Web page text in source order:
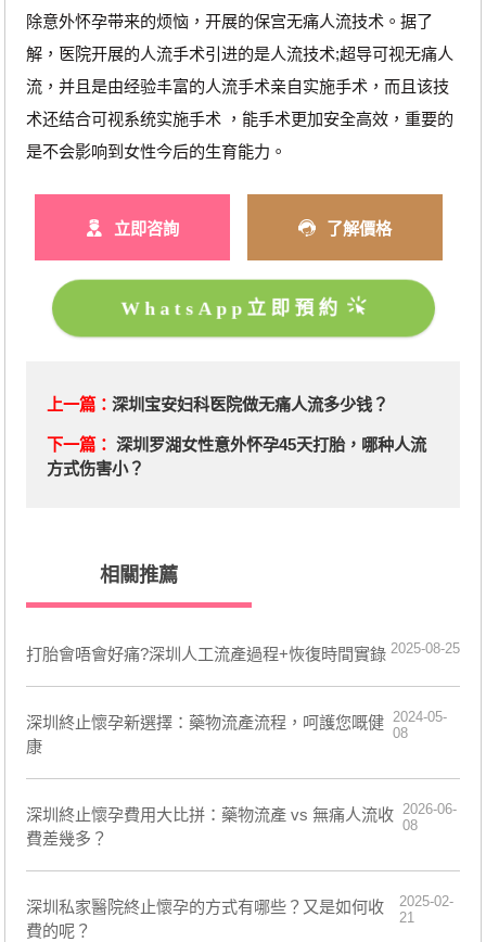
除意外怀孕带来的烦恼，开展的保宫无痛人流技术。据了
解，医院开展的人流手术引进的是人流技术;超导可视无痛人
流，并且是由经验丰富的人流手术亲自实施手术，而且该技
术还结合可视系统实施手术 ，能手术更加安全高效，重要的
是不会影响到女性今后的生育能力。
立即咨詢 了解價格
WhatsApp立即預約
上一篇： 深圳宝安妇科医院做无痛人流多少钱？
下一篇： 深圳罗湖女性意外怀孕45天打胎，哪种人流
方式伤害小？
相關推薦
打胎會唔會好痛?深圳人工流產過程+恢復時間實錄 2025-08-25
​深圳終止懷孕新選擇：藥物流產流程，呵護您嘅健
康
2024-05-
08
深圳終止懷孕費用大比拼：藥物流產 vs 無痛人流收
費差幾多？
2026-06-
08
深圳私家醫院終止懷孕的方式有哪些？又是如何收
費的呢？
2025-02-
21